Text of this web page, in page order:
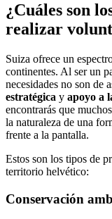
¿Cuáles son
realizar
Suiza ofrece un
continentes. Al ser un
necesidades no son de
estratégica y apoyo a
encontrarás que
la naturaleza de una
frente a la pantalla.
Estos son los tipos de
territorio helvético:
Conservación